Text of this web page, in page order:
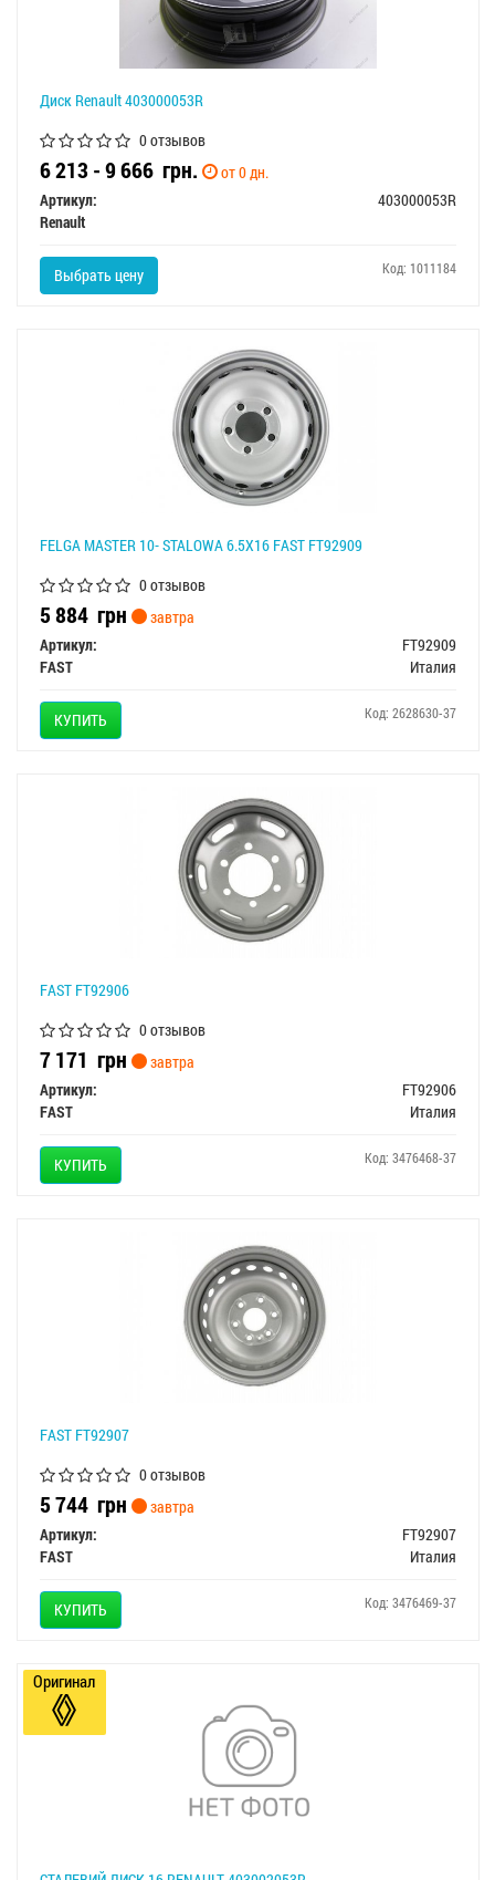
Диск Renault 403000053R
0 отзывов
6 213 - 9 666 грн.
от 0 дн.
Артикул:
403000053R
Renault
Выбрать цену Код: 1011184
FELGA MASTER 10- STALOWA 6.5X16 FAST FT92909
0 отзывов
5 884 грн
завтра
Артикул:
FT92909
FAST
Италия
КУПИТЬ Код: 2628630-37
FAST FT92906
0 отзывов
7 171 грн
завтра
Артикул:
FT92906
FAST
Италия
КУПИТЬ Код: 3476468-37
FAST FT92907
0 отзывов
5 744 грн
завтра
Артикул:
FT92907
FAST
Италия
КУПИТЬ Код: 3476469-37
Оригинал